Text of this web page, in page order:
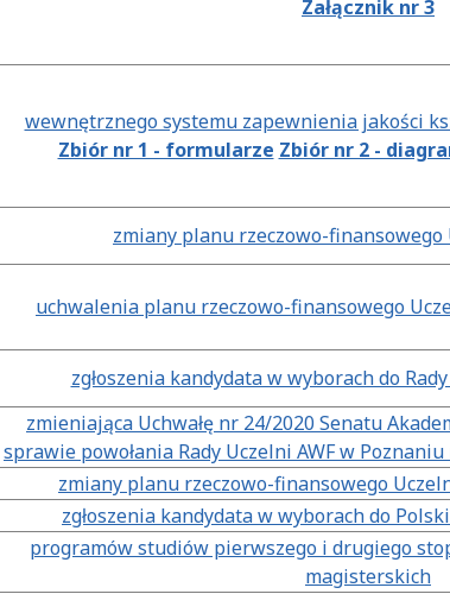
Załącznik nr 3
wewnętrznego systemu zapewnienia jakości
Zbiór nr 1 - formularze Zbiór nr 2 -
zmiany planu rzeczowo-finansowego
uchwalenia planu rzeczowo-finansowego
zgłoszenia kandydata w wyborach do
zmieniająca Uchwałę nr 24/2020 Senatu
sprawie powołania Rady Uczelni AWF w
zmiany planu rzeczowo-finansowego
zgłoszenia kandydata w wyborach do
programów studiów pierwszego i drugiego
magisterskich